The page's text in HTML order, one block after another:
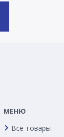
МЕНЮ
Все товары